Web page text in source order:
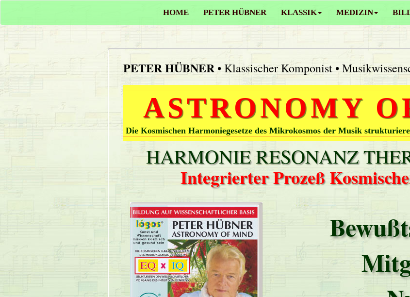
HOME PETER HÜBNER KLASSIK MEDIZIN
PETER HÜBNER• Klassischer Komponist •
ASTRONOMY
Die Kosmischen Harmoniegesetze des Mikrokosmos der Musik
HARMONIE RESONANZ
Integrierter Prozeß